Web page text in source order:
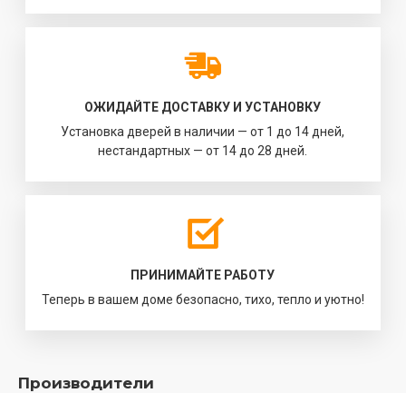
ОЖИДАЙТЕ ДОСТАВКУ И УСТАНОВКУ
Установка дверей в наличии — от 1 до 14 дней,
нестандартных — от 14 до 28 дней.
ПРИНИМАЙТЕ РАБОТУ
Теперь в вашем доме безопасно, тихо, тепло и уютно!
Производители